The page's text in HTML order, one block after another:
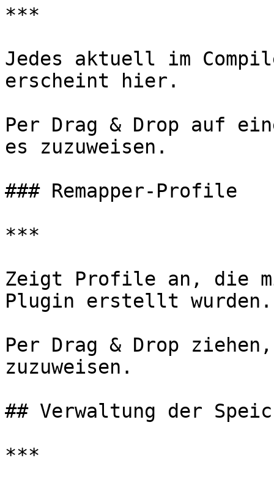
***
Jedes aktuell im
erscheint hier.
Per Drag & Drop auf
es zuzuweisen.
### Remapper-Profile
***
Zeigt Profile an, die
Plugin erstellt wurden.
Per Drag & Drop
zuzuweisen.
## Verwaltung der
***